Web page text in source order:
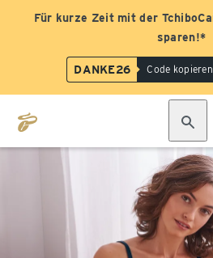
Für kurze Zeit mit der
sparen!*
DANKE26 Code kopieren